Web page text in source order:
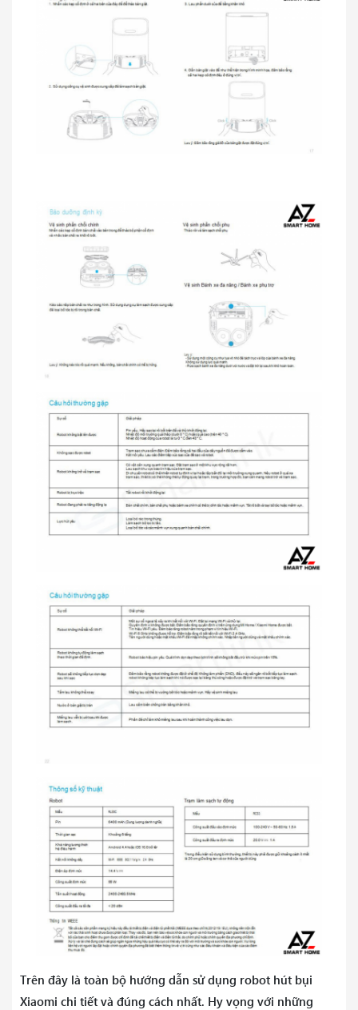
Trên đây là toàn bộ hướng dẫn sử dụng robot hút bụi
Xiaomi chi tiết và đúng cách nhất. Hy vọng với những